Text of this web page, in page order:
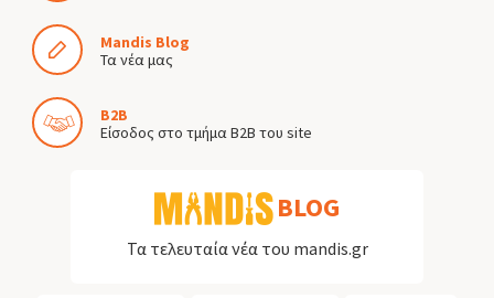
Mandis Blog
Τα νέα μας
B2B
Είσοδος στο τμήμα B2B του site
BLOG
Τα τελευταία νέα του mandis.gr